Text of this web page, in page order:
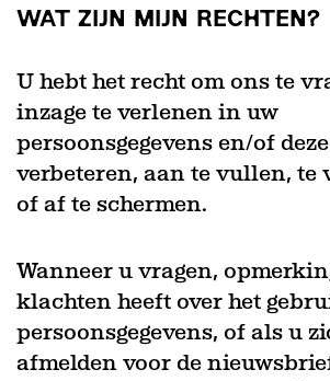
WAT ZIJN MIJN RECHTEN?
U hebt het recht om ons te
inzage te verlenen in uw
persoonsgegevens en/of
verbeteren, aan te vullen, te
of af te schermen.
Wanneer u vragen,
klachten heeft over het
persoonsgegevens, of als u
afmelden voor de